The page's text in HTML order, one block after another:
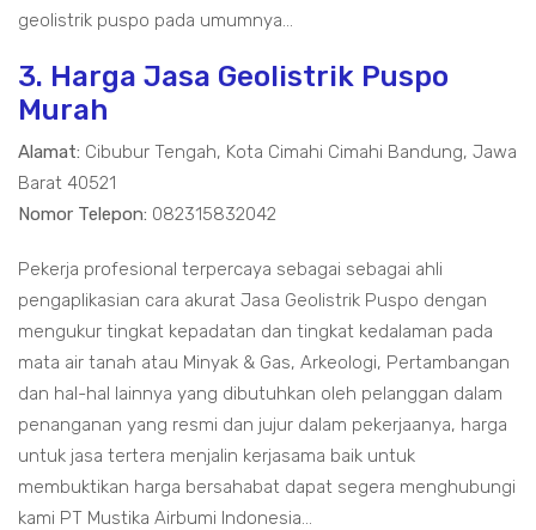
geolistrik puspo pada umumnya...
3. Harga Jasa Geolistrik Puspo
Murah
Alamat: Cibubur Tengah, Kota Cimahi Cimahi Bandung, Jawa
Barat 40521
Nomor Telepon: 082315832042
Pekerja profesional terpercaya sebagai sebagai ahli
pengaplikasian cara akurat Jasa Geolistrik Puspo dengan
mengukur tingkat kepadatan dan tingkat kedalaman pada
mata air tanah atau Minyak & Gas, Arkeologi, Pertambangan
dan hal-hal lainnya yang dibutuhkan oleh pelanggan dalam
penanganan yang resmi dan jujur dalam pekerjaanya, harga
untuk jasa tertera menjalin kerjasama baik untuk
membuktikan harga bersahabat dapat segera menghubungi
kami PT Mustika Airbumi Indonesia...